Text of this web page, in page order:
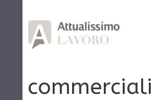
contenuto
commerciali